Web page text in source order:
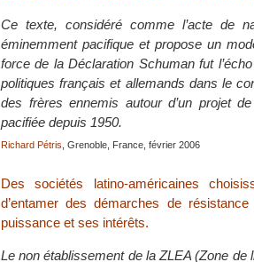
Ce texte, considéré comme l’acte de
éminemment pacifique et propose un
force de la Déclaration Schuman fut
politiques français et allemands dans le
des frères ennemis autour d’un projet
pacifiée depuis 1950.
Richard Pétris , Grenoble, France, février 2006
Des sociétés latino-américaines
d’entamer des démarches de
puissance et ses intérêts.
Le non établissement de la ZLEA (Zone